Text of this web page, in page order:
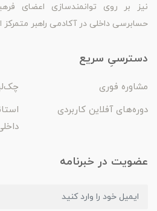
نیز بر روی توانمندسازی اعضای
حسابرسی داخلی در آکادمی راهبر
دسترسیِ سریع
مشاوره فوری
دوره‌های آفلاین کاربردی
عضویت در خبرنامه